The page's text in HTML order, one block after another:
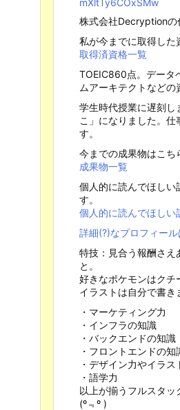
株式会社Decryptionの
私が今までに取得した
取得済資格一覧
TOEIC860点。データ
ムアーキテクトなどの
学生時代授業に遅刻し
こ」になりました。
す。
今までの成果物はこち
成果物一覧
個人的に読んでほしい
す。
個人的に読んでほしい
詳細(?)なプロフィール
特技：見合う報酬さえ
と。
好きなポケモンはクチ
イラストは自分で書き
・マーケティング力
・インフラの知識
・バックエンドの知識
・フロントエンドの知
・デザイン力やイラス
・語学力
以上が揃うフルスタッ
(º﹃º )